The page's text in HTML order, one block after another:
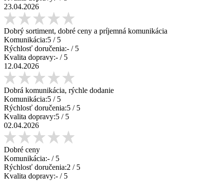
23.04.2026
Dobrý sortiment, dobré ceny a príjemná komunikácia
Komunikácia:5 / 5
Rýchlosť doručenia:- / 5
Kvalita dopravy:- / 5
12.04.2026
Dobrá komunikácia, rýchle dodanie
Komunikácia:5 / 5
Rýchlosť doručenia:5 / 5
Kvalita dopravy:5 / 5
02.04.2026
Dobré ceny
Komunikácia:- / 5
Rýchlosť doručenia:2 / 5
Kvalita dopravy:- / 5